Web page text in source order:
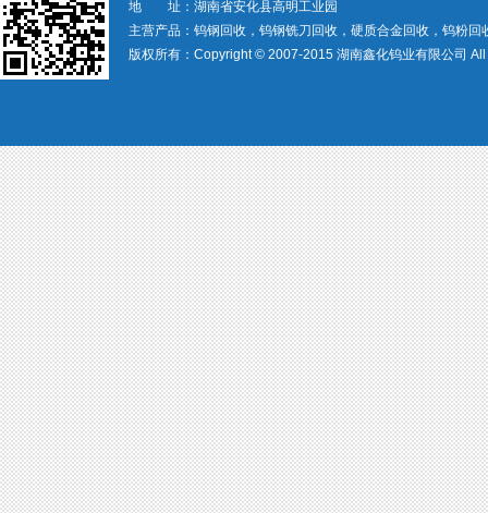
地 址：湖南省安化县高明工业园
主营产品：钨钢回收，钨钢铣刀回收，硬质合金回收，钨粉回
版权所有：Copyright © 2007-2015 湖南鑫化钨业有限公司